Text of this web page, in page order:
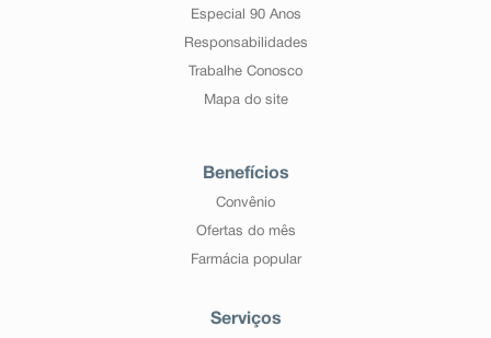
Especial 90 Anos
Responsabilidades
Trabalhe Conosco
Mapa do site
Benefícios
Convênio
Ofertas do mês
Farmácia popular
Serviços